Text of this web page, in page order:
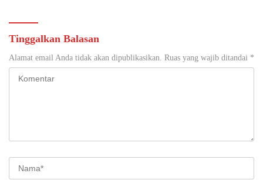
Tinggalkan Balasan
Alamat email Anda tidak akan dipublikasikan. Ruas yang wajib ditandai *